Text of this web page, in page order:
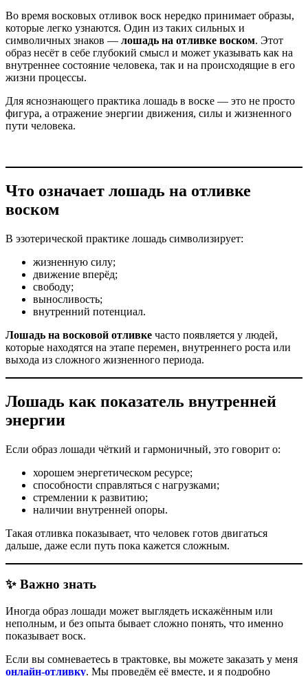
Во время восковых отливок воск нередко принимает образы,
которые легко узнаются. Один из таких сильных и
символичных знаков — лошадь на отливке воском. Этот
образ несёт в себе глубокий смысл и может указывать как на
внутреннее состояние человека, так и на происходящие в его
жизни процессы.
Для яснознающего практика лошадь в воске — это не просто
фигура, а отражение энергии движения, силы и жизненного
пути человека.
Что означает лошадь на отливке
воском
В эзотерической практике лошадь символизирует:
жизненную силу;
движение вперёд;
свободу;
выносливость;
внутренний потенциал.
Лошадь на восковой отливке часто появляется у людей,
которые находятся на этапе перемен, внутреннего роста или
выхода из сложного жизненного периода.
Лошадь как показатель внутренней
энергии
Если образ лошади чёткий и гармоничный, это говорит о:
хорошем энергетическом ресурсе;
способности справляться с нагрузками;
стремлении к развитию;
наличии внутренней опоры.
Такая отливка показывает, что человек готов двигаться
дальше, даже если путь пока кажется сложным.
✨ Важно знать
Иногда образ лошади может выглядеть искажённым или
неполным, и без опыта бывает сложно понять, что именно
показывает воск.
Если вы сомневаетесь в трактовке, вы можете заказать у меня
онлайн-отливку. Мы проведём её вместе, и я подробно